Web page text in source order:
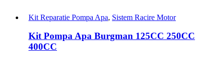
Kit Reparatie Pompa Apa, Sistem Racire Motor
Kit Pompa Apa Burgman 125CC 250CC
400CC